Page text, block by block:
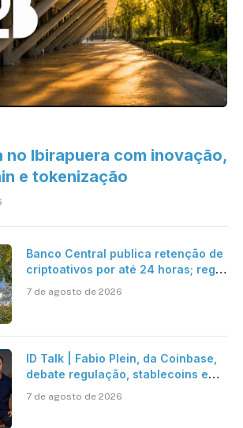
no Ibirapuera com inovação,
e tokenização
Banco Central publica retenção de
criptoativos por até 24 horas; regra
7 de agosto de 2026
ID Talk | Fabio Plein, da Coinbase,
debate regulação, stablecoins e
7 de agosto de 2026